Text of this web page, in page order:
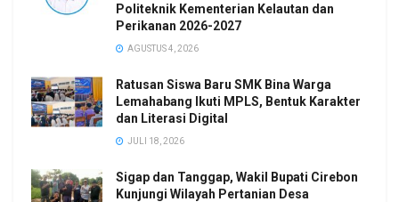
Politeknik Kementerian Kelautan dan
Perikanan 2026-2027
AGUSTUS 4, 2026
Ratusan Siswa Baru SMK Bina Warga
Lemahabang Ikuti MPLS, Bentuk Karakter
dan Literasi Digital
JULI 18, 2026
Sigap dan Tanggap, Wakil Bupati Cirebon
Kunjungi Wilayah Pertanian Desa